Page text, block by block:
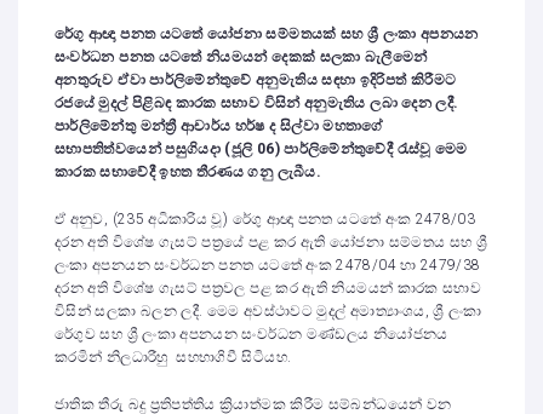
රේගු ආඥා පනත යටතේ යෝජනා සම්මතයක් සහ ශ්‍රී ලංකා අපනයන
සංවර්ධන පනත යටතේ නියමයන් දෙකක් සලකා බැලීමෙන්
අනතුරුව ඒවා පාර්ලිමේන්තුවේ අනුමැතිය සඳහා ඉදිරිපත් කිරීමට
රජයේ මුදල් පිළිබඳ කාරක සභාව විසින් අනුමැතිය ලබා දෙන ලදී.
පාර්ලිමේන්තු මන්ත්‍රී ආචාර්ය හර්ෂ ද සිල්වා මහතාගේ
සභාපතිත්වයෙන් පසුගියදා (ජූලි 06) පාර්ලිමේන්තුවේදී රැස්වූ මෙම
කාරක සභාවේදී ඉහත තීරණය ගනු ලැබීය.
ඒ අනුව, (235 අධිකාරිය වූ) රේගු ආඥා පනත යටතේ අංක 2478/03
දරන අති විශේෂ ගැසට් පත්‍රයේ පළ කර ඇති යෝජනා සම්මතය සහ ශ්‍රී
ලංකා අපනයන සංවර්ධන පනත යටතේ අංක 2478/04 හා 2479/38
දරන අති විශේෂ ගැසට් පත්‍රවල පළ කර ඇති නියමයන් කාරක සභාව
විසින් සලකා බලන ලදී. මෙම අවස්ථාවට මුදල් අමාත්‍යාංශය, ශ්‍රී ලංකා
රේගුව සහ ශ්‍රී ලංකා අපනයන සංවර්ධන මණ්ඩලය නියෝජනය
කරමින් නිලධාරීහු සහභාගිවී සිටියහ.
ජාතික තීරු බදු ප්‍රතිපත්තිය ක්‍රියාත්මක කිරීම සම්බන්ධයෙන් වන